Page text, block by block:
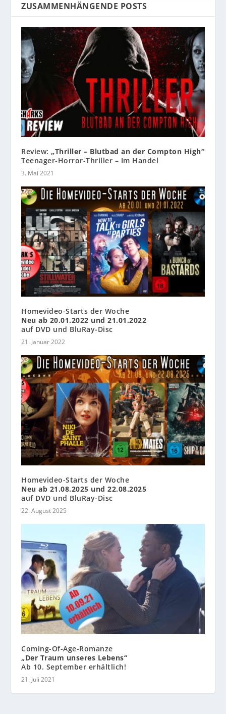
ZUSAMMENHÄNGENDE POSTS
Review:„Thriller – Blutbad an der Compton High“
Teenager-Horror-Thriller – Im Handel
3. Mai 2021
Homevideo-Starts der Woche
Neu ab 20.01.2022 und 21.01.2022
auf DVD und BluRay-Disc
21. Januar 2022
Homevideo-Starts der Woche
Neu ab 21.08.2025 und 22.08.2025
auf DVD und BluRay-Disc
22. August 2025
Coming-Of-Age-Romanze
„Der Traum unseres Lebens“
Ab 10. September erhältlich!
21. Juli 2021